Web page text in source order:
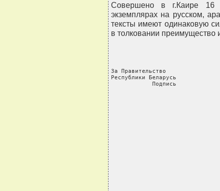
Совершено в г.Каире
экземплярах на русском,
тексты имеют одинаковую
в толковании преимущество
За Правительство
Республики Беларусь
Подпись